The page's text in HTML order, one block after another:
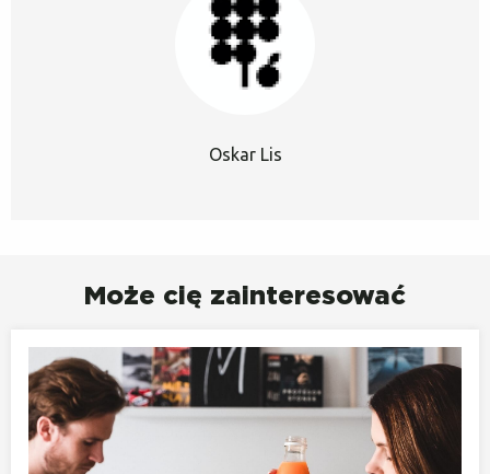
Oskar Lis
Może cię zainteresować